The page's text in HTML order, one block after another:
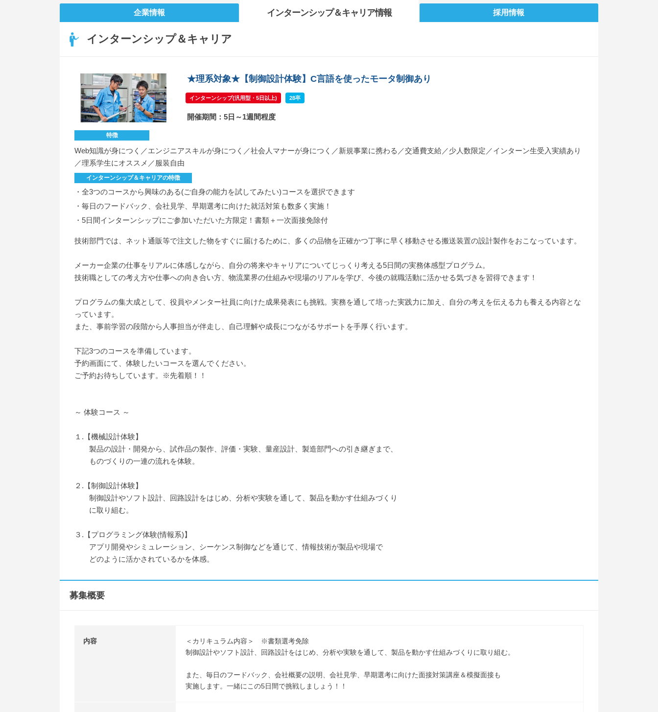
企業情報 インターンシップ＆キャリア情報 採用情報
インターンシップ＆キャリア
★理系対象★【制御設計体験】C言語を使ったモータ制御あり
インターンシップ(汎用型・5日以上) 28卒
開催期間：5日～1週間程度
特徴
Web知識が身につく／エンジニアスキルが身につく／社会人マナーが身につく／新規事業に携わる／交通費支給／少人数限定／インターン生受入実績あり
／理系学生にオススメ／服装自由
インターンシップ＆キャリアの特徴
・全3つのコースから興味のある(ご自身の能力を試してみたい)コースを選択できます
・毎日のフードバック、会社見学、早期選考に向けた就活対策も数多く実施！
・5日間インターンシップにご参加いただいた方限定！書類＋一次面接免除付
技術部門では、ネット通販等で注文した物をすぐに届けるために、多くの品物を正確かつ丁寧に早く移動させる搬送装置の設計製作をおこなっています。
メーカー企業の仕事をリアルに体感しながら、自分の将来やキャリアについてじっくり考える5日間の実務体感型プログラム。
技術職としての考え方や仕事への向き合い方、物流業界の仕組みや現場のリアルを学び、今後の就職活動に活かせる気づきを習得できます！
プログラムの集大成として、役員やメンター社員に向けた成果発表にも挑戦。実務を通して培った実践力に加え、自分の考えを伝える力も養える内容とな
っています。
また、事前学習の段階から人事担当が伴走し、自己理解や成長につながるサポートを手厚く行います。
下記3つのコースを準備しています。
予約画面にて、体験したいコースを選んでください。
ご予約お待ちしています。※先着順！！
～ 体験コース ～
１.【機械設計体験】
製品の設計・開発から、試作品の製作、評価・実験、量産設計、製造部門への引き継ぎまで、
ものづくりの一連の流れを体験。
２.【制御設計体験】
制御設計やソフト設計、回路設計をはじめ、分析や実験を通して、製品を動かす仕組みづくり
に取り組む。
３.【プログラミング体験(情報系)】
アプリ開発やシミュレーション、シーケンス制御などを通じて、情報技術が製品や現場で
どのように活かされているかを体感。
募集概要
内容
＜カリキュラム内容＞ ※書類選考免除
制御設計やソフト設計、回路設計をはじめ、分析や実験を通して、製品を動かす仕組みづくりに取り組む。
また、毎日のフードバック、会社概要の説明、会社見学、早期選考に向けた面接対策講座＆模擬面接も
実施します。一緒にこの5日間で挑戦しましょう！！